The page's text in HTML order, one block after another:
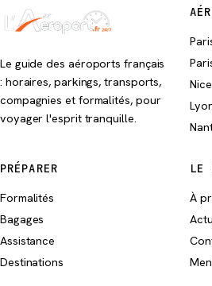
Le guide des aéroports français
: horaires, parkings, transports,
compagnies et formalités, pour
voyager l'esprit tranquille.
Nice
PRÉPARER
Formalités
Bagages
Assistance
Destinations
LE
À